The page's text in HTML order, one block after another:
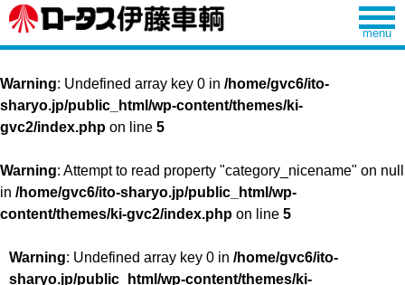
Warning: Undefined array key 0 in /home/gvc6/ito-
sharyo.jp/public_html/wp-content/themes/ki-
gvc2/index.php on line 5
Warning: Attempt to read property "category_nicename" on null
in /home/gvc6/ito-sharyo.jp/public_html/wp-
content/themes/ki-gvc2/index.php on line 5
Warning: Undefined array key 0 in /home/gvc6/ito-
sharyo.jp/public_html/wp-content/themes/ki-